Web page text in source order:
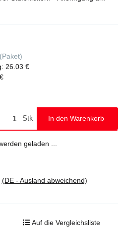
(Paket)
26.03 €
Stk In den Warenkorb
geladen ...
(DE - Ausland abweichend)
Auf die Vergleichsliste